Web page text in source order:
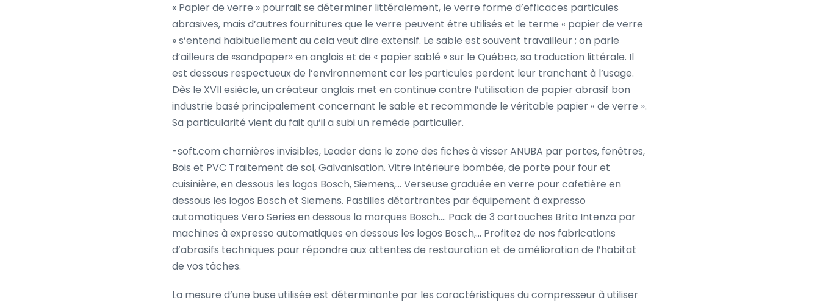
« Papier de verre » pourrait se déterminer littéralement, le verre forme d’efficaces particules
abrasives, mais d’autres fournitures que le verre peuvent être utilisés et le terme « papier de verre
» s’entend habituellement au cela veut dire extensif. Le sable est souvent travailleur ; on parle
d’ailleurs de «sandpaper» en anglais et de « papier sablé » sur le Québec, sa traduction littérale. Il
est dessous respectueux de l’environnement car les particules perdent leur tranchant à l’usage.
Dès le XVII esiècle, un créateur anglais met en continue contre l’utilisation de papier abrasif bon
industrie basé principalement concernant le sable et recommande le véritable papier « de verre ».
Sa particularité vient du fait qu’il a subi un remède particulier.
-soft.com charnières invisibles, Leader dans le zone des fiches à visser ANUBA par portes, fenêtres,
Bois et PVC Traitement de sol, Galvanisation. Vitre intérieure bombée, de porte pour four et
cuisinière, en dessous les logos Bosch, Siemens,… Verseuse graduée en verre pour cafetière en
dessous les logos Bosch et Siemens. Pastilles détartrantes par équipement à expresso
automatiques Vero Series en dessous la marques Bosch…. Pack de 3 cartouches Brita Intenza par
machines à expresso automatiques en dessous les logos Bosch,… Profitez de nos fabrications
d’abrasifs techniques pour répondre aux attentes de restauration et de amélioration de l’habitat
de vos tâches.
La mesure d’une buse utilisée est déterminante par les caractéristiques du compresseur à utiliser